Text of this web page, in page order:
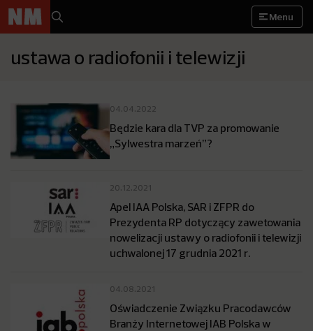
Menu
ustawa o radiofonii i telewizji
04.04.2022
Będzie kara dla TVP za promowanie
„Sylwestra marzeń”?
20.12.2021
Apel IAA Polska, SAR i ZFPR do
Prezydenta RP dotyczący zawetowania
nowelizacji ustawy o radiofonii i telewizji
uchwalonej 17 grudnia 2021 r.
04.08.2021
Oświadczenie Związku Pracodawców
Branży Internetowej IAB Polska w